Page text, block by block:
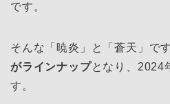
です。
そんな「暁炎」と「蒼天」で
がラインナップとなり、2024
す。